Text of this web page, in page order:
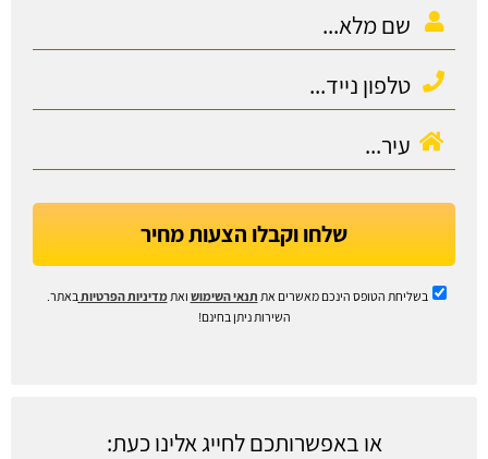
שלחו וקבלו הצעות מחיר
בשליחת הטופס הינכם מאשרים את תנאי השימוש ואתמדיניות הפרטיות באתר.
השירות ניתן בחינם!
או באפשרותכם לחייג אלינו כעת: